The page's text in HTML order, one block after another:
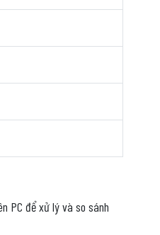
PC để xử lý và so sánh